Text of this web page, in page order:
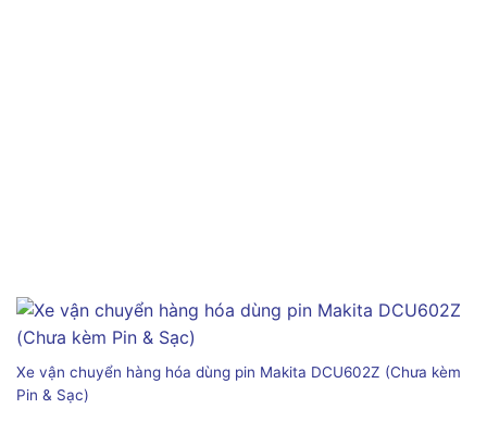
Xe vận chuyển hàng hóa dùng pin Makita DCU602Z (Chưa kèm
Pin & Sạc)